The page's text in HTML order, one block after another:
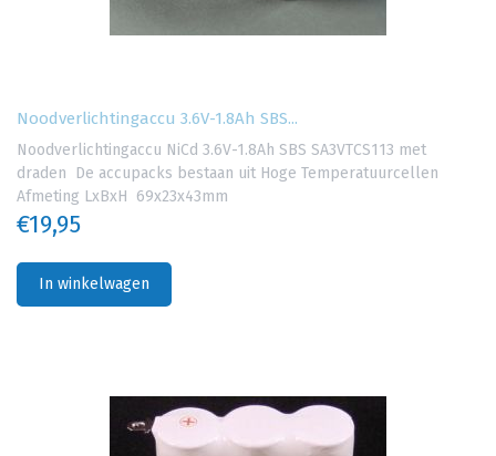
Noodverlichtingaccu 3.6V-1.8Ah SBS...
Noodverlichtingaccu NiCd 3.6V-1.8Ah SBS SA3VTCS113 met
draden De accupacks bestaan uit Hoge Temperatuurcellen
Afmeting LxBxH 69x23x43mm
€19,95
In winkelwagen